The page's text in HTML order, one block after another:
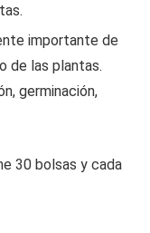
importante de
de las plantas.
germinación,
30 bolsas y cada